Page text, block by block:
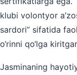
klubi volontyor
sardori” sifatida
o‘rinni qo‘lga
Jasminaning